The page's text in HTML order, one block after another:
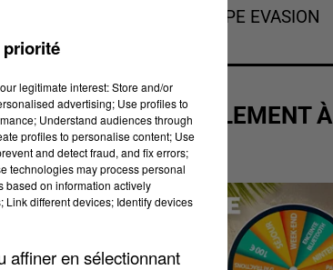
L'HOROSCOPE EVASION
ACTUELLEMENT À
GAGNER
priorité
legitimate interest: Store and/or
advertising; Use profiles to
Understand audiences through
profiles to personalise content; Use
and detect fraud, and fix errors;
technologies may process personal
based on information actively
different devices; Identify devices
affiner en sélectionnant